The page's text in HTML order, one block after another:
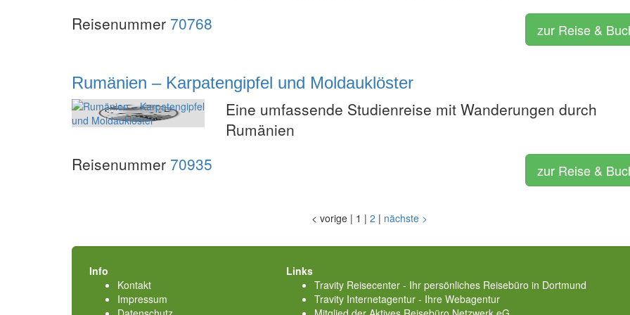
Reisenummer 70768 zur Reise &
Rumänien – Karpatengipfel und Moldauklöster
Eine umfassende Studienreise mit Wanderungen durch
Rumänien
Reisenummer 70935 zur Reise &
<vorige | 1 | 2 | nächste >
Info
Kontakt
Impressum
Links
Travity Reisecenter - Ihr persönliches Reisebüro in Dortmund
Travity Internetagentur - Ihre Webagentur